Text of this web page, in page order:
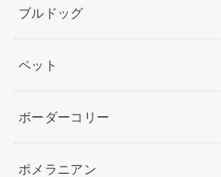
ブルドッグ
ペット
ボーダーコリー
ポメラニアン